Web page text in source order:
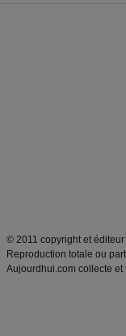
© 2011 copyright et
Reproduction totale ou
Aujourdhui.com collecte